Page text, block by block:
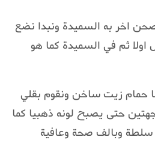
اخر به السميدة ونبدا نضع
ثم في السميدة كما هو
حمام زيت ساخن ونقوم بقلي
حتى يصبح لونه ذهبيا كما
وبالف صحة وعافية